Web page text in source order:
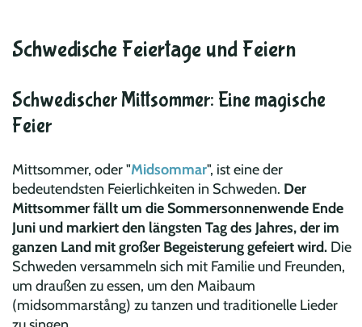
Schwedische Feiertage und Feiern
Schwedischer Mittsommer: Eine magische
Feier
Mittsommer, oder "Midsommar", ist eine der
bedeutendsten Feierlichkeiten in Schweden. Der
Mittsommer fällt um die Sommersonnenwende Ende
Juni und markiert den längsten Tag des Jahres, der im
ganzen Land mit großer Begeisterung gefeiert wird. Die
Schweden versammeln sich mit Familie und Freunden,
um draußen zu essen, um den Maibaum
(midsommarstång) zu tanzen und traditionelle Lieder